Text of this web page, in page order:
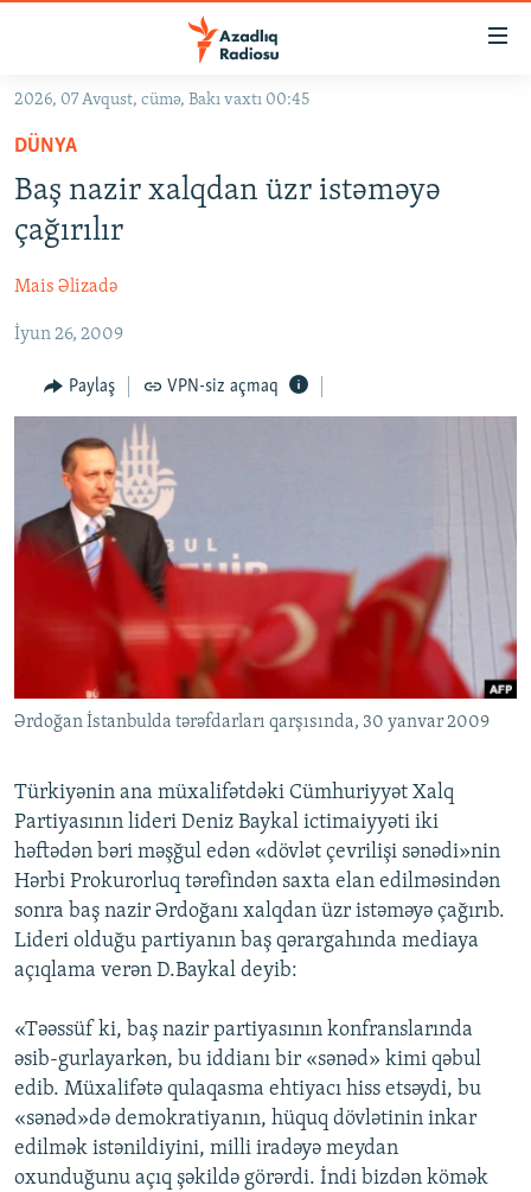
Əsas
qayıt
Əsas
naviqasiyaya
qayıt
Axtarışa
KORRUPSIOMETR
#ƏSLINDƏ
FƏRQƏ BAX
QANUNI DOĞRU
ARAŞDIRMA
MULTIMEDIA
VIDEO
FOTOQALEREYA
İNFOQRAFIKA
RADIO ARXIV
OXU ZALI
AZƏRBAYCAN ƏDƏBIYYATI KITABXANASI
İSLAM VƏ DEMOKRATIYA
İZ - MƏDƏNIYYƏT PROQRAMI
HAQQIMIZDA
MISSIYAMIZ
PEŞƏ ETIKASI VƏ JURNALISTIKA STANDARTLARIMIZ
MATERIALLARIMIZDAN ISTIFADƏ
AZADLIQRADIOSU MOBIL TELEFONUNUZDA
BIZIMLƏ ƏLAQƏ
BIZI IZLƏ
RFE/RL-in bütün saytları
2026, 07 Avqust, cümə, Bakı vaxtı 00:45
DÜNYA
Baş nazir xalqdan üzr istəməyə
çağırılır
Mais Əlizadə
İyun 26, 2009
Paylaş VPN-siz açmaq
Ərdoğan İstanbulda tərəfdarları qarşısında, 30 yanvar 2009
Türkiyənin ana müxalifətdəki Cümhuriyyət Xalq
Partiyasının lideri Deniz Baykal ictimaiyyəti iki
həftədən bəri məşğul edən «dövlət çevrilişi sənədi»nin
Hərbi Prokurorluq tərəfindən saxta elan edilməsindən
sonra baş nazir Ərdoğanı xalqdan üzr istəməyə çağırıb.
Lideri olduğu partiyanın baş qərargahında mediaya
açıqlama verən D.Baykal deyib:
«Təəssüf ki, baş nazir partiyasının konfranslarında
əsib-gurlayarkən, bu iddianı bir «sənəd» kimi qəbul
edib. Müxalifətə qulaqasma ehtiyacı hiss etsəydi, bu
«sənəd»də demokratiyanın, hüquq dövlətinin inkar
edilmək istənildiyini, milli iradəyə meydan
oxunduğunu açıq şəkildə görərdi. İndi bizdən kömək